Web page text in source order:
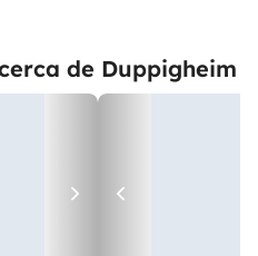
de Duppigheim